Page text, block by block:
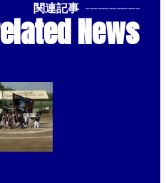
関連記事 --------------
News